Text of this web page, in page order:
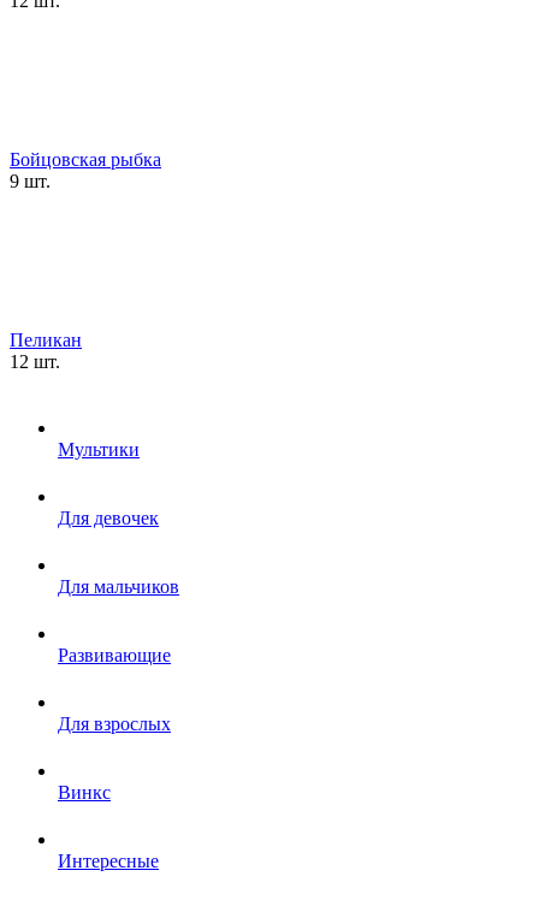
Бойцовская рыбка
9 шт.
Пеликан
12 шт.
Мультики
Для девочек
Для мальчиков
Развивающие
Для взрослых
Винкс
Интересные